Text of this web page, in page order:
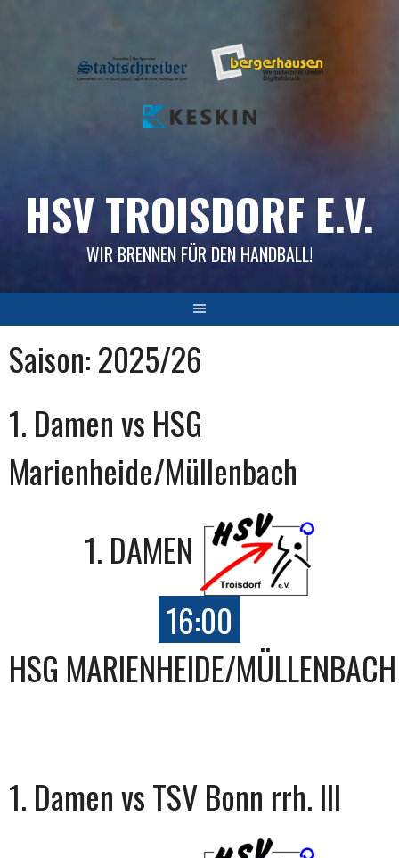
HSV TROISDORF E.V.
WIR BRENNEN FÜR DEN HANDBALL!
Saison:2025/26
1. Damen vs HSG
Marienheide/Müllenbach
1. DAMEN
16:00
HSG MARIENHEIDE/MÜLLENBACH
1. Damen vs TSV Bonn rrh. III